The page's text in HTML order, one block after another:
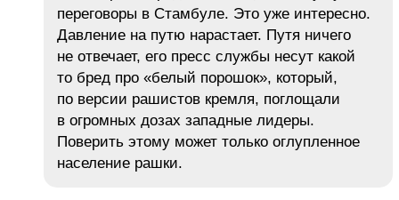
переговоры в Стамбуле. Это уже интересно.
Давление на путю нарастает. Путя ничего
не отвечает, его пресс службы несут какой
то бред про «белый порошок», который,
по версии рашистов кремля, поглощали
в огромных дозах западные лидеры.
Поверить этому может только оглупленное
население рашки.